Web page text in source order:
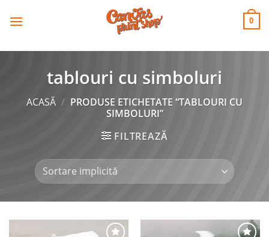
CANVAS
PRINT SHOP 0
tablouri cu simboluri
ACASĂ / PRODUSE ETICHETATE “TABLOURI CU
SIMBOLURI”
FILTREAZĂ